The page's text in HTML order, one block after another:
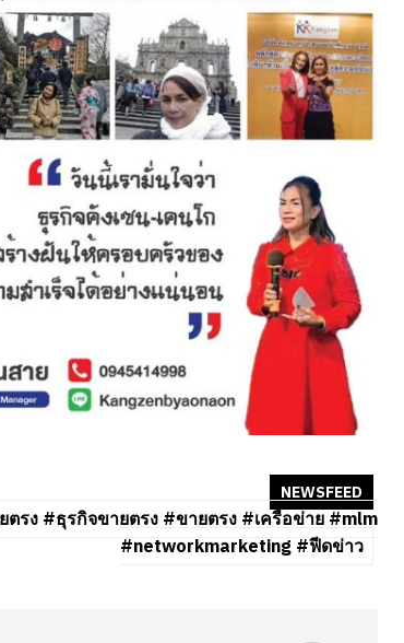
NEWSFEED
รง #ธุรกิจขายตรง #ขายตรง #เครือข่าย #mlm
#networkmarketing #ฟีดข่าว